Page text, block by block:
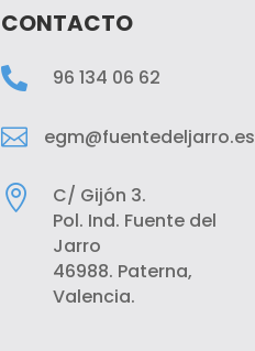
CONTACTO
 96 134 06 62
 egm@fuentedeljarro.es

C/ Gijón 3.
Pol. Ind. Fuente del
Jarro
46988. Paterna,
Valencia.